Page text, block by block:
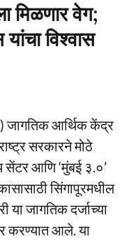
मिळणार वेग;
विश्वास
जागतिक आर्थिक केंद्र
सरकारने मोठे
आणि ‘मुंबई ३.०’
सिंगापूरमधील
जागतिक दर्जाच्या
करण्यात आले. या